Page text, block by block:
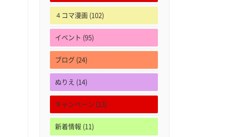
４コマ漫画 (102)
イベント (95)
ブログ (24)
ぬりえ (14)
キャンペーン (13)
新着情報 (11)